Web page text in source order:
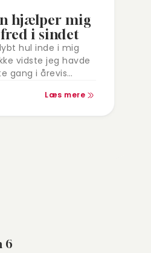
hjælper mig
i sindet
hul inde i mig
vidste jeg havde
gang i årevis
Læs mere
6